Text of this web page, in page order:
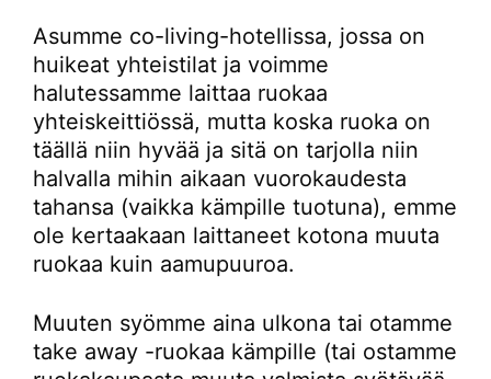
Asumme co-living-hotellissa, jossa on
huikeat yhteistilat ja voimme
halutessamme laittaa ruokaa
yhteiskeittiössä, mutta koska ruoka on
täällä niin hyvää ja sitä on tarjolla niin
halvalla mihin aikaan vuorokaudesta
tahansa (vaikka kämpille tuotuna), emme
ole kertaakaan laittaneet kotona muuta
ruokaa kuin aamupuuroa.
Muuten syömme aina ulkona tai otamme
take away -ruokaa kämpille (tai ostamme